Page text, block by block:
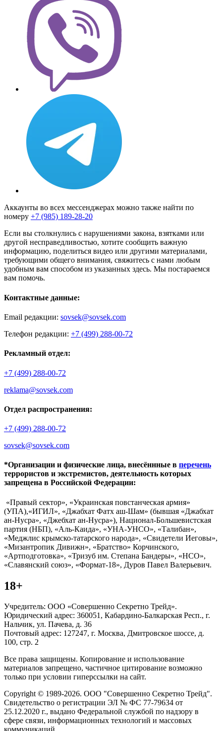
Аккаунты во всех мессенджерах можно также найти по
номеру +7 (985) 189-28-20
Если вы столкнулись с нарушениями закона, взятками или
другой несправедливостью, хотите сообщить важную
информацию, поделиться видео или другими материалами,
требующими общего внимания, свяжитесь с нами любым
удобным вам способом из указанных здесь. Мы постараемся
вам помочь.
Контактные данные:
Email редакции: sovsek@sovsek.com
Телефон редакции: +7 (499) 288-00-72
Рекламный отдел:
+7 (499) 288-00-72
reklama@sovsek.com
Отдел распространения:
+7 (499) 288-00-72
sovsek@sovsek.com
*Организации и физические лица, внесённные в перечень
террористов и экстремистов, деятельность которых
запрещена в Российской Федерации:
«Правый сектор», «Украинская повстанческая армия»
(УПА),«ИГИЛ», «Джабхат Фатх аш-Шам» (бывшая «Джабхат
ан-Нусра», «Джебхат ан-Нусра»), Национал-Большевистская
партия (НБП), «Аль-Каида», «УНА-УНСО», «Талибан»,
«Меджлис крымско-татарского народа», «Свидетели Иеговы»,
«Мизантропик Дивижн», «Братство» Корчинского,
«Артподготовка», «Тризуб им. Степана Бандеры», «НСО»,
«Славянский союз», «Формат-18», Дуров Павел Валерьевич.
18+
Учредитель: ООО «Совершенно Секретно Трейд».
Юридический адрес: 360051, Кабардино-Балкарская Респ., г.
Нальчик, ул. Пачева, д. 36
Почтовый адрес: 127247, г. Москва, Дмитровское шоссе, д.
100, стр. 2
Все права защищены. Копирование и использование
материалов запрещено, частичное цитирование возможно
только при условии гиперссылки на сайт.
Copyright © 1989-2026. ООО "Совершенно Секретно Трейд".
Свидетельство о регистрации ЭЛ № ФС 77-79634 от
25.12.2020 г., выдано Федеральной службой по надзору в
сфере связи, информационных технологий и массовых